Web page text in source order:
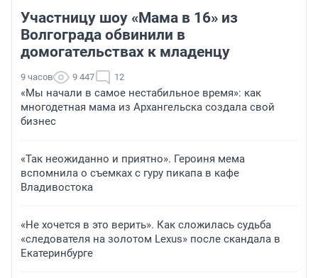
Участницу шоу «Мама в 16» из
Волгограда обвинили в
домогательствах к младенцу
9 часов 9 447 12
«Мы начали в самое нестабильное время»: как
многодетная мама из Архангельска создала свой
бизнес
«Так неожиданно и приятно». Героиня мема
вспомнила о съемках с гуру пикапа в кафе
Владивостока
«Не хочется в это верить». Как сложилась судьба
«следователя на золотом Lexus» после скандала в
Екатеринбурге